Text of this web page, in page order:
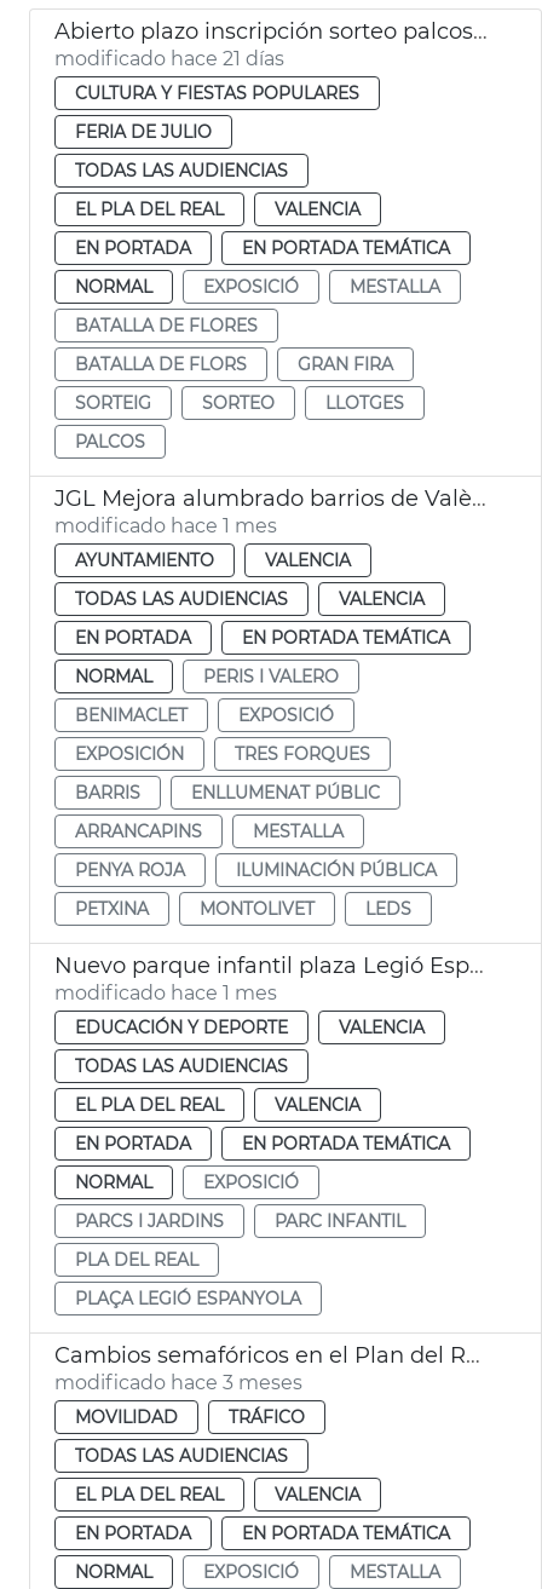
Abierto plazo inscripción sorteo palcos Batalla de Flores València
modificado hace 21 días
CULTURA Y FIESTAS POPULARES
FERIA DE JULIO
TODAS LAS AUDIENCIAS
EL PLA DEL REAL
VALENCIA
EN PORTADA
EN PORTADA TEMÁTICA
NORMAL
EXPOSICIÓ
MESTALLA
BATALLA DE FLORES
BATALLA DE FLORS
GRAN FIRA
SORTEIG
SORTEO
LLOTGES
PALCOS
JGL Mejora alumbrado barrios de València
modificado hace 1 mes
AYUNTAMIENTO
VALENCIA
TODAS LAS AUDIENCIAS
VALENCIA
EN PORTADA
EN PORTADA TEMÁTICA
NORMAL
PERIS I VALERO
BENIMACLET
EXPOSICIÓ
EXPOSICIÓN
TRES FORQUES
BARRIS
ENLLUMENAT PÚBLIC
ARRANCAPINS
MESTALLA
PENYA ROJA
ILUMINACIÓN PÚBLICA
PETXINA
MONTOLIVET LEDS
Nuevo parque infantil plaza Legió Espanyola València
modificado hace 1 mes
EDUCACIÓN Y DEPORTE
VALENCIA
TODAS LAS AUDIENCIAS
EL PLA DEL REAL
VALENCIA
EN PORTADA
EN PORTADA TEMÁTICA
NORMAL
EXPOSICIÓ
PARCS I JARDINS
PARC INFANTIL
PLA DEL REAL
PLAÇA LEGIÓ ESPANYOLA
Cambios semafóricos en el Plan del Real València
modificado hace 3 meses
MOVILIDAD
TRÁFICO
TODAS LAS AUDIENCIAS
EL PLA DEL REAL
VALENCIA
EN PORTADA
EN PORTADA TEMÁTICA
NORMAL
EXPOSICIÓ MESTALLA